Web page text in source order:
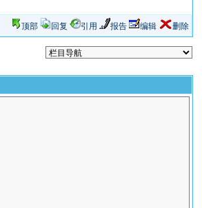
顶部 回复 引用 报告 编辑 删除